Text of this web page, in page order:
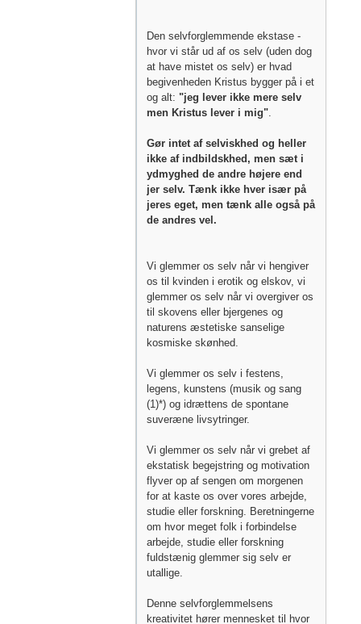
Den selvforglemmende ekstase -
hvor vi står ud af os selv (uden dog
at have mistet os selv) er hvad
begivenheden Kristus bygger på i et
og alt: "jeg lever ikke mere selv
men Kristus lever i mig".
Gør intet af selviskhed og heller
ikke af indbildskhed, men sæt i
ydmyghed de andre højere end
jer selv. Tænk ikke hver især på
jeres eget, men tænk alle også på
de andres vel.
Vi glemmer os selv når vi hengiver
os til kvinden i erotik og elskov, vi
glemmer os selv når vi overgiver os
til skovens eller bjergenes og
naturens æstetiske sanselige
kosmiske skønhed.
Vi glemmer os selv i festens,
legens, kunstens (musik og sang
(1)*) og idrættens de spontane
suveræne livsytringer.
Vi glemmer os selv når vi grebet af
ekstatisk begejstring og motivation
flyver op af sengen om morgenen
for at kaste os over vores arbejde,
studie eller forskning. Beretningerne
om hvor meget folk i forbindelse
arbejde, studie eller forskning
fuldstænig glemmer sig selv er
utallige.
Denne selvforglemmelsens
kreativitet hører mennesket til hvor